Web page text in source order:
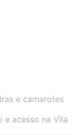
e camarotes
e acesso na Vila